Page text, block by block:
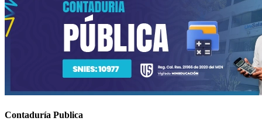
Contaduría Publica